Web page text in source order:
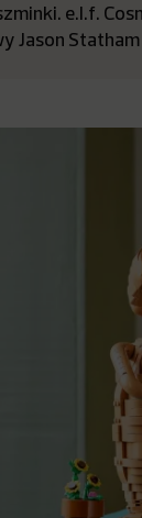
e.l.f.
Jason Statham